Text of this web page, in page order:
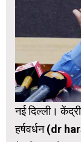
नई दिल्ली।
हर्षवर्धन (dr